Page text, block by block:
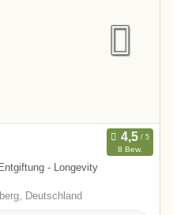
8 Bew.
- Longevity
Deutschland